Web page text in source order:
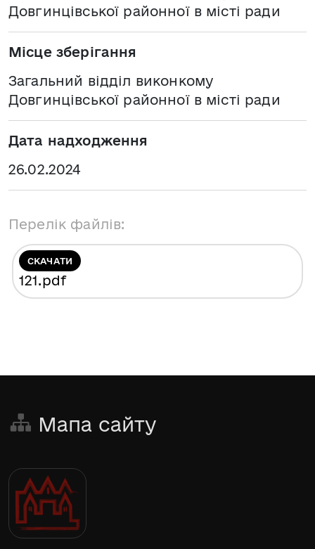
Довгинцівської районної в місті ради
Місце зберігання
Загальний відділ виконкому
Довгинцівської районної в місті ради
Дата надходження
26.02.2024
Перелік файлів:
СКАЧАТИ
121.pdf
Мапа сайту